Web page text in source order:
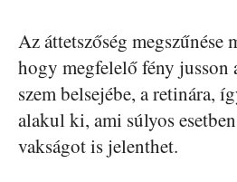
Az áttetszőség megszűnése
hogy megfelelő fény
szem belsejébe, a retinára,
alakul ki, ami súlyos
vakságot is jelenthet.